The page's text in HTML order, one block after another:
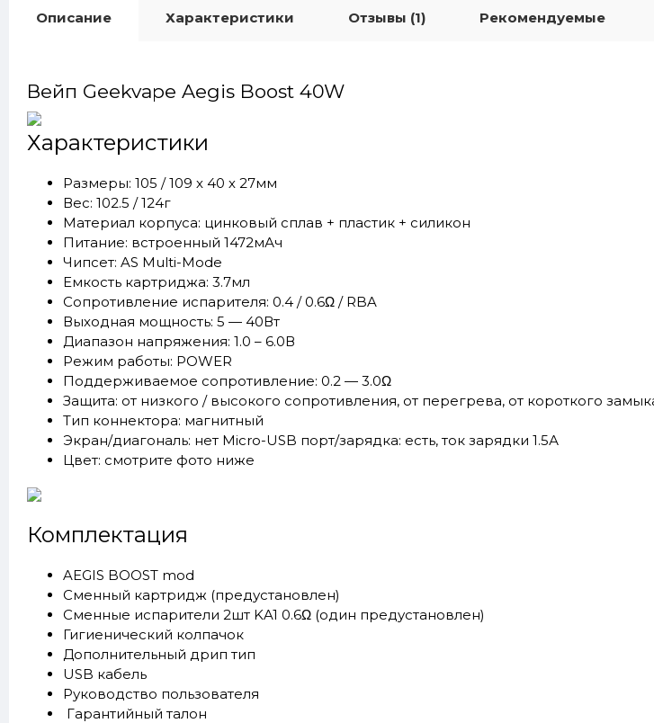
Описание Характеристики Отзывы (1) Рекомендуемые
Вейп Geekvape Aegis Boost 40W
Характеристики
Размеры: 105 / 109 х 40 х 27мм
Вес: 102.5 / 124г
Материал корпуса: цинковый сплав + пластик + силикон
Питание: встроенный 1472мАч
Чипсет: AS Multi-Mode
Емкость картриджа: 3.7мл
Сопротивление испарителя: 0.4 / 0.6Ω / RBA
Выходная мощность: 5 — 40Вт
Диапазон напряжения: 1.0 – 6.0В
Режим работы: POWER
Поддерживаемое сопротивление: 0.2 — 3.0Ω
Защита: от низкого / высокого сопротивления, от перегрева, от короткого
Тип коннектора: магнитный
Экран/диагональ: нет Micro-USB порт/зарядка: есть, ток зарядки 1.5А
Цвет: смотрите фото ниже
Комплектация
AEGIS BOOST mod
Сменный картридж (предустановлен)
Сменные испарители 2шт KA1 0.6Ω (один предустановлен)
Гигиенический колпачок
Дополнительный дрип тип
USB кабель
Руководство пользователя
Гарантийный талон